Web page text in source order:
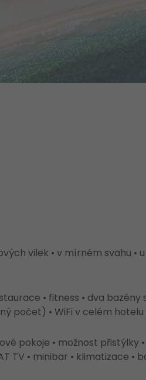
vilek • v mírném svahu •
• fitness • dva
počet) • WiFi v celém
pokoje • možnost
TV • minibar • klimatizace